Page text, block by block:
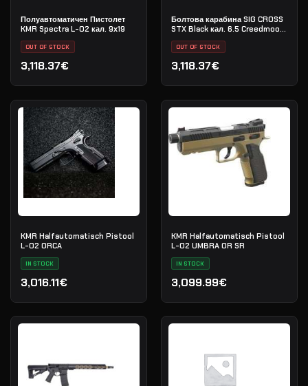
Полуавтоматичен Пистолет
KMR Spectra L-02 кал. 9х19
OUT OF STOCK
3,118.37€
Болтова карабина SIG CROSS
STX Black кал. 6.5 Creedmoore
20" - сериен номер:
70G020686
OUT OF STOCK
3,118.37€
KMR Halfautomatisch Pistool
L-02 ORCA
IN STOCK
3,016.11€
KMR Halfautomatisch Pistool
L-02 UMBRA OR SR
IN STOCK
3,099.99€